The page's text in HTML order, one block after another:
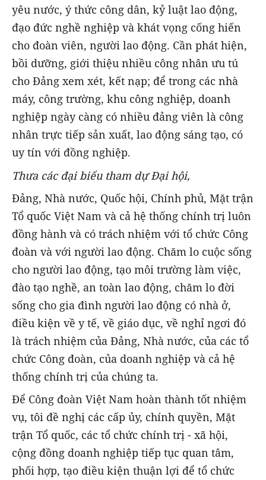
yêu nước, ý thức công dân, kỷ luật lao động,
đạo đức nghề nghiệp và khát vọng cống hiến
cho đoàn viên, người lao động. Cần phát hiện,
bồi dưỡng, giới thiệu nhiều công nhân ưu tú
cho Đảng xem xét, kết nạp; để trong các nhà
máy, công trường, khu công nghiệp, doanh
nghiệp ngày càng có nhiều đảng viên là công
nhân trực tiếp sản xuất, lao động sáng tạo, có
uy tín với đồng nghiệp.
Thưa cácđại biểu tham dựĐại hội,
Đảng, Nhà nước, Quốc hội, Chính phủ, Mặt trận
Tổ quốc Việt Nam và cả hệ thống chính trị luôn
đồng hành và có trách nhiệm với tổ chức Công
đoàn và với người lao động. Chăm lo cuộc sống
cho người lao động, tạo môi trường làm việc,
đào tạo nghề, an toàn lao động, chăm lo đời
sống cho gia đình người lao động có nhà ở,
điều kiện về y tế, về giáo dục, về nghỉ ngơi đó
là trách nhiệm của Đảng, Nhà nước, của các tổ
chức Công đoàn, của doanh nghiệp và cả hệ
thống chính trị của chúng ta.
Để Công đoàn Việt Nam hoàn thành tốt nhiệm
vụ, tôi đề nghị các cấp ủy, chính quyền, Mặt
trận Tổ quốc, các tổ chức chính trị - xã hội,
cộng đồng doanh nghiệp tiếp tục quan tâm,
phối hợp, tạo điều kiện thuận lợi để tổ chức